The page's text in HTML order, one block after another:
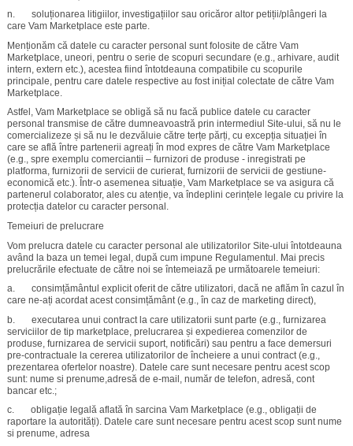
n. soluționarea litigiilor, investigațiilor sau oricăror altor petiții/plângeri la
care Vam Marketplace este parte.
Menționăm că datele cu caracter personal sunt folosite de către Vam
Marketplace, uneori, pentru o serie de scopuri secundare (e.g., arhivare, audit
intern, extern etc.), acestea fiind întotdeauna compatibile cu scopurile
principale, pentru care datele respective au fost inițial colectate de către Vam
Marketplace.
Astfel, Vam Marketplace se obligă să nu facă publice datele cu caracter
personal transmise de către dumneavoastră prin intermediul Site-ului, să nu le
comercializeze și să nu le dezvăluie către terțe părți, cu excepția situației în
care se află între partenerii agreați în mod expres de către Vam Marketplace
(e.g., spre exemplu comerciantii – furnizori de produse - inregistrati pe
platforma, furnizorii de servicii de curierat, furnizorii de servicii de gestiune-
economică etc.). Într-o asemenea situație, Vam Marketplace se va asigura că
partenerul colaborator, ales cu atenție, va îndeplini cerințele legale cu privire la
protecția datelor cu caracter personal.
Temeiuri de prelucrare
Vom prelucra datele cu caracter personal ale utilizatorilor Site-ului întotdeauna
având la baza un temei legal, după cum impune Regulamentul. Mai precis
prelucrările efectuate de către noi se întemeiază pe următoarele temeiuri:
a. consimțământul explicit oferit de către utilizatori, dacă ne aflăm în cazul în
care ne-ați acordat acest consimțământ (e.g., în caz de marketing direct),
b. executarea unui contract la care utilizatorii sunt parte (e.g., furnizarea
serviciilor de tip marketplace, prelucrarea și expedierea comenzilor de
produse, furnizarea de servicii suport, notificări) sau pentru a face demersuri
pre-contractuale la cererea utilizatorilor de încheiere a unui contract (e.g.,
prezentarea ofertelor noastre). Datele care sunt necesare pentru acest scop
sunt: nume si prenume,adresă de e-mail, număr de telefon, adresă, cont
bancar etc.;
c. obligație legală aflată în sarcina Vam Marketplace (e.g., obligații de
raportare la autorități). Datele care sunt necesare pentru acest scop sunt nume
si prenume, adresa